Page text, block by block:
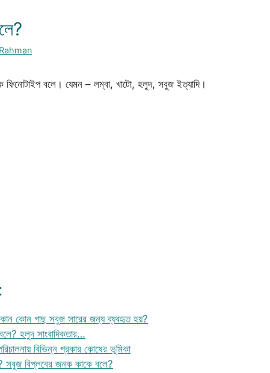
ফিনোটাইপ বলে। যেমন – লম্বা, খাটো, হলুদ, সবুজ ইত্যাদি।
কোন গাছ সবুজ সারের জন্য ব্যবহৃত হয়?
হলুদ সাংবাদিকতার…
বিভিন্ন প্রকার কোষের ভূমিকা
সবুজ বিপ্লবের জনক কাকে বলে?